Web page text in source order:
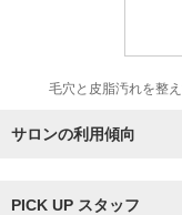
毛穴と皮脂汚れを整
サロンの利用傾向
PICK UP スタッフ